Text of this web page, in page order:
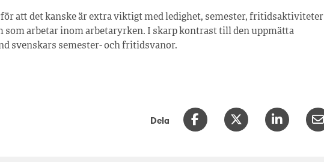
att det kanske är extra viktigt med ledighet, semester, fritidsaktiviteter
som arbetar inom arbetaryrken. I skarp kontrast till den uppmätta
svenskars semester- och fritidsvanor.
Dela